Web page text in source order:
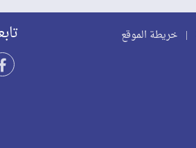
| خريطة الموقع